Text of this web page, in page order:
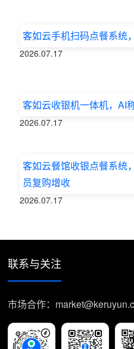
客如云手机扫码点餐系统
2026.07.17
客如云收银机一体机，AI
2026.07.17
客如云餐馆收银点餐系统
员复购增收
2026.07.17
联系与关注
市场合作：